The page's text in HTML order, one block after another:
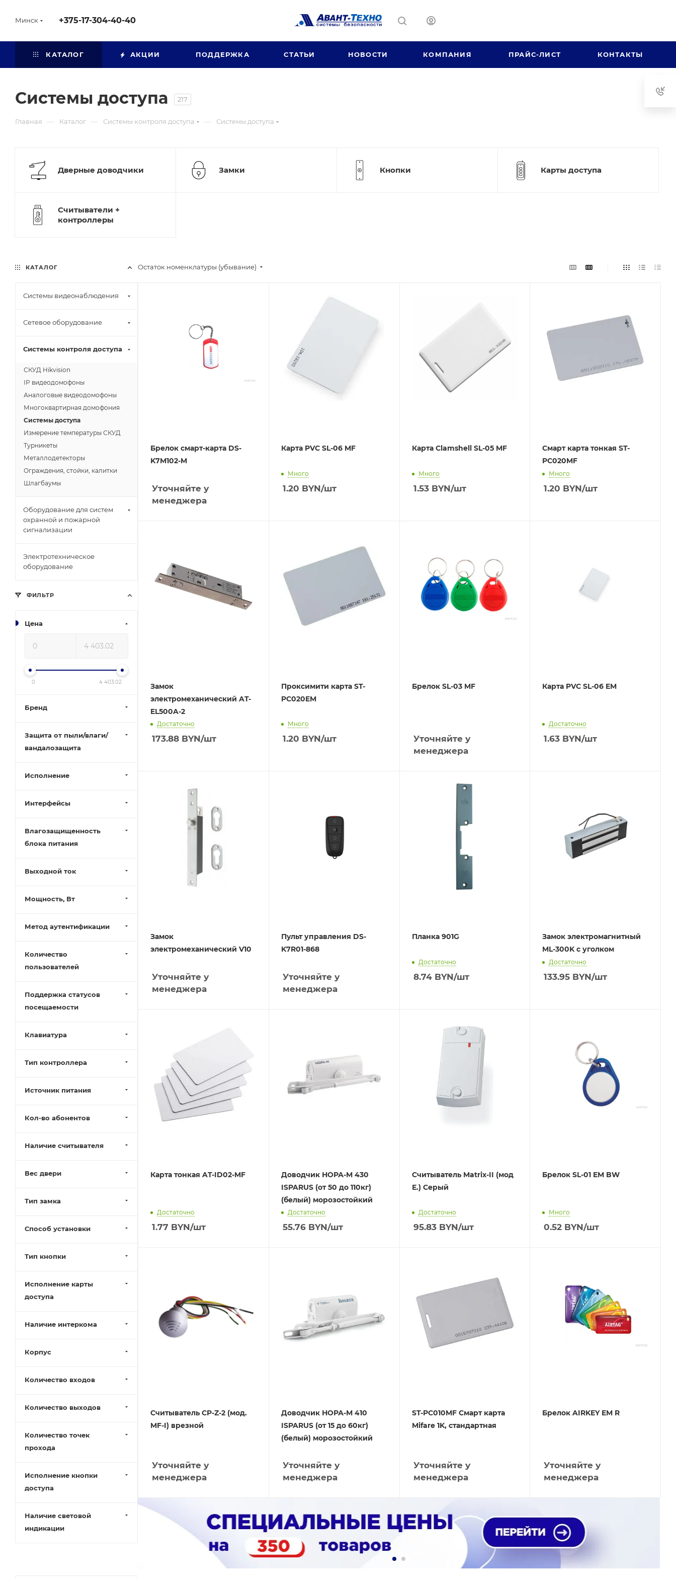
Минск +375-17-304-40-40
КАТАЛОГ АКЦИИ ПОДДЕРЖКА СТАТЬИ НОВОСТИ КОМПАНИЯ ПРАЙС-ЛИСТ КОНТАКТЫ
Системы доступа 217
Главная — Каталог — Системы контроля доступа — Системы доступа
Дверные доводчики Замки Кнопки Карты доступа
Считыватели +
контроллеры
Остаток номенклатуры (убывание)
Брелок смарт-карта DS-
K7M102-M
Уточняйте у
менеджера
Карта PVC SL-06 MF
Много
1.20 BYN/шт
Карта Clamshell SL-05 MF
Много
1.53BYN/шт
Смарт карта тонкая ST-
PC020MF
Много
1.20 BYN/шт
Замок
электромеханический AT-
EL500A-2
Достаточно
173.88 BYN/шт
Проксимити карта ST-
PC020EM
Много
1.20 BYN/шт
Брелок SL-03 MF
Уточняйте у
менеджера
Карта PVC SL-06 EM
Достаточно
1.63 BYN/шт
Замок
электромеханический V10
Уточняйте у
менеджера
Пульт управления DS-
K7R01-868
Уточняйте у
менеджера
Планка 901G
Достаточно
8.74BYN/шт
Замок электромагнитный
ML-300K с уголком
Достаточно
133.95 BYN/шт
Карта тонкая AT-ID02-MF
Достаточно
1.77 BYN/шт
Доводчик НОРА-М 430
ISPARUS (от 50 до 110кг)
(белый) морозостойкий
Достаточно
55.76BYN/шт
Считыватель Matrix-II (мод
Е.) Серый
Достаточно
95.83BYN/шт
Брелок SL-01 EM BW
Много
0.52 BYN/шт
Считыватель CP-Z-2 (мод.
MF-I) врезной
Уточняйте у
менеджера
Доводчик НОРА-М 410
ISPARUS (от 15 до 60кг)
(белый) морозостойкий
Уточняйте у
менеджера
ST-PC010MF Смарт карта
Mifare 1K, стандартная
Уточняйте у
менеджера
Брелок AIRKEY EM R
Уточняйте у
менеджера
КАТАЛОГ
Системы видеонаблюдения
Сетевое оборудование
Системы контроля доступа
СКУД Hikvision
IP видеодомофоны
Аналоговые видеодомофоны
Многоквартирная домофония
Системы доступа
Измерение температуры СКУД
Турникеты
Металлодетекторы
Ограждения, стойки, калитки
Шлагбаумы
Оборудование для систем
охранной и пожарной
сигнализации
Электротехническое
оборудование
ФИЛЬТР
Цена
0 4 403.02
Бренд
Защита от пыли/влаги/
вандалозащита
Исполнение
Интерфейсы
Влагозащищенность
блока питания
Выходной ток
Мощность, Вт
Метод аутентификации
Количество
пользователей
Поддержка статусов
посещаемости
Клавиатура
Тип контроллера
Источник питания
Кол-во абонентов
Наличие считывателя
Вес двери
Тип замка
Способ установки
Тип кнопки
Исполнение карты
доступа
Наличие интеркома
Корпус
Количество входов
Количество выходов
Количество точек
прохода
Исполнение кнопки
доступа
Наличие световой
индикации